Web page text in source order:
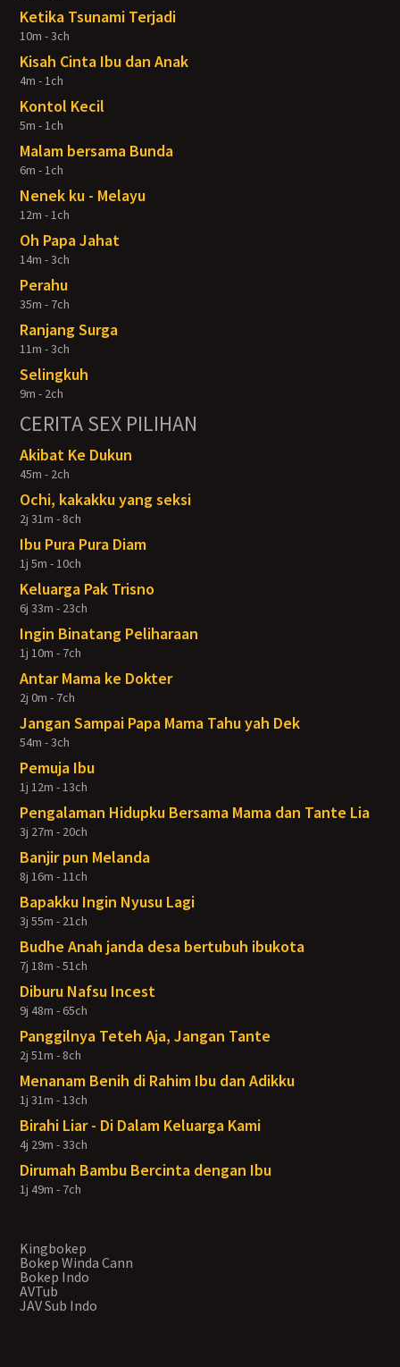
Ketika Tsunami Terjadi
10m - 3ch
Kisah Cinta Ibu dan Anak
4m - 1ch
Kontol Kecil
5m - 1ch
Malam bersama Bunda
6m - 1ch
Nenek ku - Melayu
12m - 1ch
Oh Papa Jahat
14m - 3ch
Perahu
35m - 7ch
Ranjang Surga
11m - 3ch
Selingkuh
9m - 2ch
CERITA SEX PILIHAN
Akibat Ke Dukun
45m - 2ch
Ochi, kakakku yang seksi
2j 31m - 8ch
Ibu Pura Pura Diam
1j 5m - 10ch
Keluarga Pak Trisno
6j 33m - 23ch
Ingin Binatang Peliharaan
1j 10m - 7ch
Antar Mama ke Dokter
2j 0m - 7ch
Jangan Sampai Papa Mama Tahu yah Dek
54m - 3ch
Pemuja Ibu
1j 12m - 13ch
Pengalaman Hidupku Bersama Mama dan Tante Lia
3j 27m - 20ch
Banjir pun Melanda
8j 16m - 11ch
Bapakku Ingin Nyusu Lagi
3j 55m - 21ch
Budhe Anah janda desa bertubuh ibukota
7j 18m - 51ch
Diburu Nafsu Incest
9j 48m - 65ch
Panggilnya Teteh Aja, Jangan Tante
2j 51m - 8ch
Menanam Benih di Rahim Ibu dan Adikku
1j 31m - 13ch
Birahi Liar - Di Dalam Keluarga Kami
4j 29m - 33ch
Dirumah Bambu Bercinta dengan Ibu
1j 49m - 7ch
Kingbokep
Bokep Winda Cann
Bokep Indo
AVTub
JAV Sub Indo